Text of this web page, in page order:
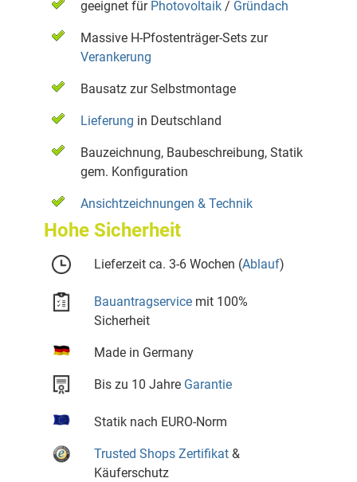
geeignet für Photovoltaik / Gründach
Massive H-Pfostenträger-Sets zur
Verankerung
Bausatz zur Selbstmontage
Lieferung in Deutschland
Bauzeichnung, Baubeschreibung, Statik
gem. Konfiguration
Ansichtzeichnungen & Technik
Hohe Sicherheit
Lieferzeit ca. 3-6 Wochen (Ablauf)
Bauantragservice mit 100%
Sicherheit
Made in Germany
Bis zu 10 Jahre Garantie
Statik nach EURO-Norm
Trusted Shops Zertifikat &
Käuferschutz